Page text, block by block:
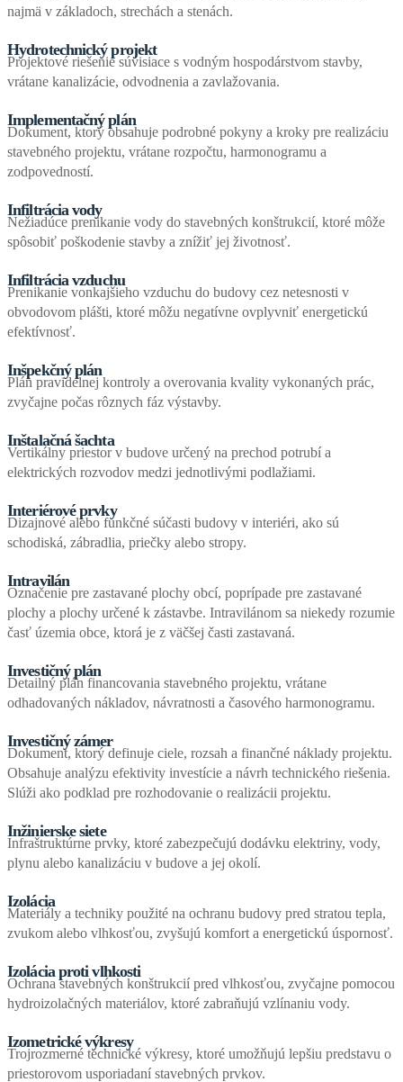
najmä v základoch, strechách a stenách.
Hydrotechnický projekt
Projektové riešenie súvisiace s vodným hospodárstvom stavby,
vrátane kanalizácie, odvodnenia a zavlažovania.
Implementačný plán
Dokument, ktorý obsahuje podrobné pokyny a kroky pre realizáciu
stavebného projektu, vrátane rozpočtu, harmonogramu a
zodpovedností.
Infiltrácia vody
Nežiadúce prenikanie vody do stavebných konštrukcií, ktoré môže
spôsobiť poškodenie stavby a znížiť jej životnosť.
Infiltrácia vzduchu
Prenikanie vonkajšieho vzduchu do budovy cez netesnosti v
obvodovom plášti, ktoré môžu negatívne ovplyvniť energetickú
efektívnosť.
Inšpekčný plán
Plán pravidelnej kontroly a overovania kvality vykonaných prác,
zvyčajne počas rôznych fáz výstavby.
Inštalačná šachta
Vertikálny priestor v budove určený na prechod potrubí a
elektrických rozvodov medzi jednotlivými podlažiami.
Interiérové prvky
Dizajnové alebo funkčné súčasti budovy v interiéri, ako sú
schodiská, zábradlia, priečky alebo stropy.
Intravilán
Označenie pre zastavané plochy obcí, poprípade pre zastavané
plochy a plochy určené k zástavbe. Intravilánom sa niekedy rozumie
časť územia obce, ktorá je z väčšej časti zastavaná.
Investičný plán
Detailný plán financovania stavebného projektu, vrátane
odhadovaných nákladov, návratnosti a časového harmonogramu.
Investičný zámer
Dokument, ktorý definuje ciele, rozsah a finančné náklady projektu.
Obsahuje analýzu efektivity investície a návrh technického riešenia.
Slúži ako podklad pre rozhodovanie o realizácii projektu.
Inžinierske siete
Infraštruktúrne prvky, ktoré zabezpečujú dodávku elektriny, vody,
plynu alebo kanalizáciu v budove a jej okolí.
Izolácia
Materiály a techniky použité na ochranu budovy pred stratou tepla,
zvukom alebo vlhkosťou, zvyšujú komfort a energetickú úspornosť.
Izolácia proti vlhkosti
Ochrana stavebných konštrukcií pred vlhkosťou, zvyčajne pomocou
hydroizolačných materiálov, ktoré zabraňujú vzlínaniu vody.
Izometrické výkresy
Trojrozmerné technické výkresy, ktoré umožňujú lepšiu predstavu o
priestorovom usporiadaní stavebných prvkov.